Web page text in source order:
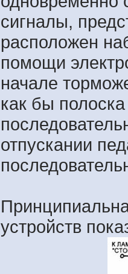
сигналы,
расположен
помощи
начале
как бы полоска
отпускании
устройств